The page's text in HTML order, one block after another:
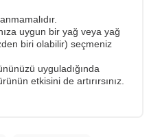
uygun bir yağ veya yağ
biri olabilir) seçmeniz
uyguladığında
etkisini de artırırsınız.